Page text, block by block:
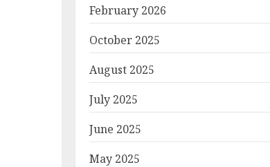
February 2026
October 2025
August 2025
July 2025
June 2025
May 2025